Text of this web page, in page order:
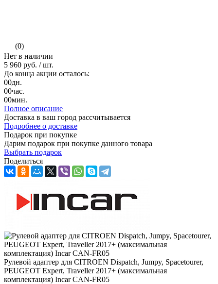
(0)
Нет в наличии
5 960 руб. / шт.
До конца акции осталось:
00дн.
00час.
00мин.
Полное описание
Доставка в ваш город рассчитывается
Подробнее о доставке
Подарок при покупке
Дарим подарок при покупке данного товара
Выбрать подарок
Поделиться
Рулевой адаптер для CITROEN Dispatch, Jumpy, Spacetourer,
PEUGEOT Expert, Traveller 2017+ (максимальная
комплектация) Incar CAN-FR05